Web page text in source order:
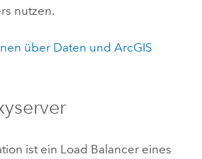
nutzen.
über Daten und ArcGIS
ist ein Load Balancer eines